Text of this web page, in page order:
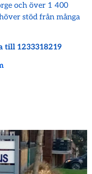
och över 1 400
stöd från många
till 1233318219